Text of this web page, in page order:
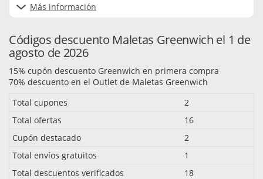
Más información
Códigos descuento Maletas Greenwich el 1 de
agosto de 2026
15% cupón descuento Greenwich en primera compra
70% descuento en el Outlet de Maletas Greenwich
Total cupones
2
Total ofertas
16
Cupón destacado
2
Total envíos gratuitos
1
Total descuentos verificados
18